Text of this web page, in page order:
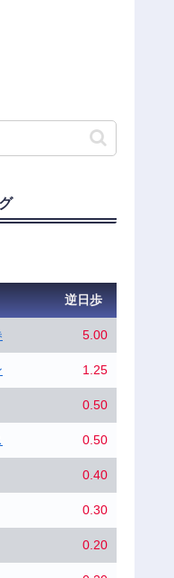
逆日歩
5.00
1.25
0.50
0.50
0.40
0.30
0.20